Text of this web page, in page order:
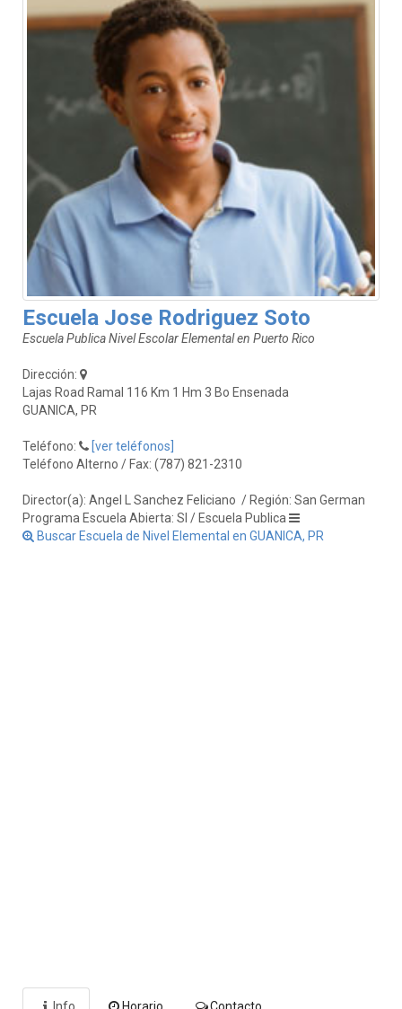
Escuela Jose Rodriguez Soto
Escuela Publica Nivel Escolar Elemental en Puerto Rico
Dirección:
Lajas Road Ramal 116 Km 1 Hm 3 Bo Ensenada
GUANICA, PR
Teléfono:
[ver teléfonos]
Teléfono Alterno / Fax: (787) 821-2310
Director(a): Angel L Sanchez Feliciano / Región: San German
Programa Escuela Abierta: SI / Escuela Publica
Buscar Escuela de Nivel Elemental en GUANICA, PR